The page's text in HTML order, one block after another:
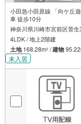
小田急小田原線 「向ケ丘
車 徒歩10分
神奈川県川崎市宮前区菅生
4LDK / 地上2階建
土地168.28m2 /建物
未入居